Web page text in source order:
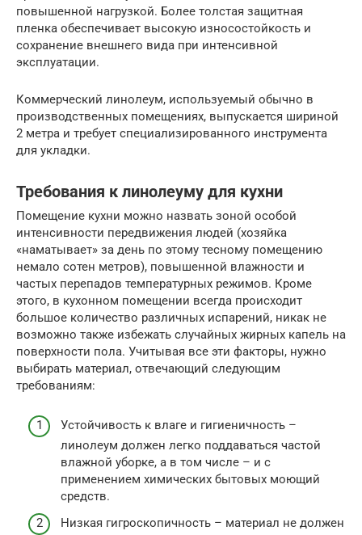
повышенной нагрузкой. Более толстая защитная
пленка обеспечивает высокую износостойкость и
сохранение внешнего вида при интенсивной
эксплуатации.
Коммерческий линолеум, используемый обычно в
производственных помещениях, выпускается шириной
2 метра и требует специализированного инструмента
для укладки.
Требования к линолеуму для кухни
Помещение кухни можно назвать зоной особой
интенсивности передвижения людей (хозяйка
«наматывает» за день по этому тесному помещению
немало сотен метров), повышенной влажности и
частых перепадов температурных режимов. Кроме
этого, в кухонном помещении всегда происходит
большое количество различных испарений, никак не
возможно также избежать случайных жирных капель на
поверхности пола. Учитывая все эти факторы, нужно
выбирать материал, отвечающий следующим
требованиям:
Устойчивость к влаге и гигиеничность –
линолеум должен легко поддаваться частой
влажной уборке, а в том числе – и с
применением химических бытовых моющий
средств.
Низкая гигроскопичность – материал не должен